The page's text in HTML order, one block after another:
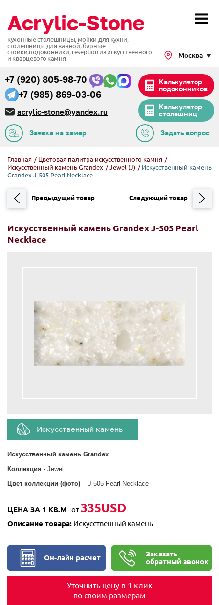
кухонные столешницы, мойки для кухни,
столешницы для ванной, барные
стойки,подоконники, reseption из искусственного
и кварцевого камня
+7 (985) 869-03-06
+7 (920) 805-98-70
acrylic-stone@yandex.ru
Калькулятор
столешниц
Калькулятор
подоконников
Москва
Задать вопрос
Заявка на замер
Главная / Цветовая палитра искусственного камня /
Искусственный камень Grandex / Jewel (J) / Искусственный камень
Grandex J-505 Pearl Necklace
Искусственный камень Grandex J-505 Pearl
Necklace
Искусственный камень
Искусственный камень Grandex
Коллекция - Jewel
Цвет коллекции (фото) - J-505 Pearl Necklace
ЦЕНА ЗА 1 КВ.М- от335USD
Описание товара: Искусственный камень
Он-лайн расчет
Заказать
обратный звонок
Уточнить цену в 1 клик
по своим размерам